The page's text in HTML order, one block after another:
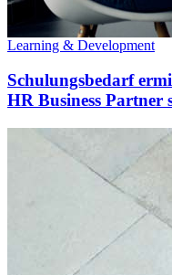
Learning & Development
Schulungsbedarf
HR Business Partner